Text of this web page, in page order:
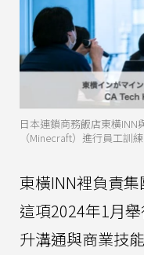
日本連鎖商務飯店東橫INN
（Minecraft）進行員工訓
東橫INN裡負責
這項2024年1月
升溝通與商業技